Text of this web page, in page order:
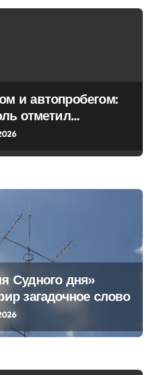
и автопробегом:
отметил
с Россией
Судного дня»
загадочное слово